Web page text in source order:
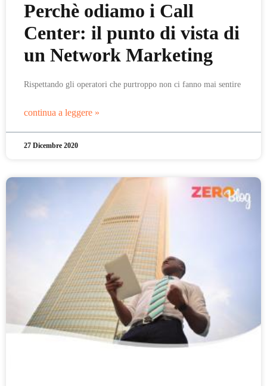
Perchè odiamo i Call
Center: il punto di vista di
un Network Marketing
Rispettando gli operatori che purtroppo non ci fanno mai sentire
continua a leggere »
27 Dicembre 2020